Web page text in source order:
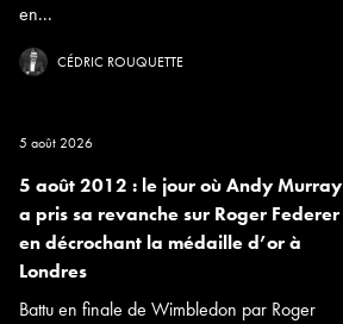
en...
CÉDRIC ROUQUETTE
5 août 2026
5 août 2012 : le jour où Andy Murray
a pris sa revanche sur Roger Federer
en décrochant la médaille d’or à
Londres
Battu en finale de Wimbledon par Roger